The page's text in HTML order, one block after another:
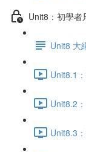
Unit8：初學者
Unit8 大
Unit8.1
Unit8.2
Unit8.3